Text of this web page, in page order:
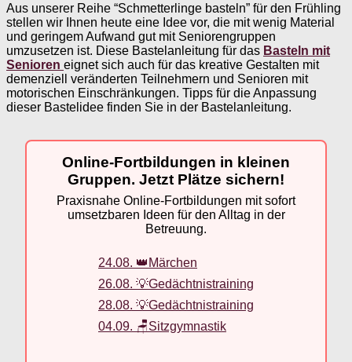
Aus unserer Reihe “Schmetterlinge basteln” für den Frühling
stellen wir Ihnen heute eine Idee vor, die mit wenig Material
und geringem Aufwand gut mit Seniorengruppen
umzusetzen ist. Diese Bastelanleitung für das Basteln mit
Senioren eignet sich auch für das kreative Gestalten mit
demenziell veränderten Teilnehmern und Senioren mit
motorischen Einschränkungen. Tipps für die Anpassung
dieser Bastelidee finden Sie in der Bastelanleitung.
Online-Fortbildungen in kleinen
Gruppen. Jetzt Plätze sichern!
Praxisnahe Online-Fortbildungen mit sofort
umsetzbaren Ideen für den Alltag in der
Betreuung.
24.08. 👑Märchen
26.08. 💡Gedächtnistraining
28.08. 💡Gedächtnistraining
04.09. 🪑Sitzgymnastik